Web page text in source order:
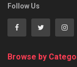
Follow Us
Browse by